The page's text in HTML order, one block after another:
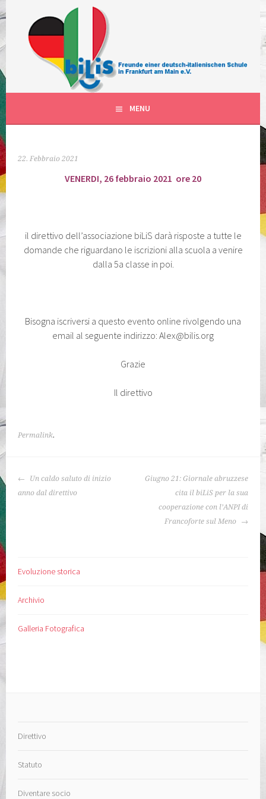
al
contenuto
BILIS FRANKFURT AM MAIN
DEUTSCH-ITALIENISCHE
KLASSEN
FÖRDERVEREIN DER DEUTSCH-ITALIENISCHEN
SCHULKLASSEN IN FRANKFURT AM MAIN DEUTSCHLAND
MENU
22. Febbraio 2021
VENERDI, 26 febbraio 2021 ore 20
il direttivo dell’associazione biLiS darà risposte a tutte le
domande che riguardano le iscrizioni alla scuola a venire
dalla 5a classe in poi.
Bisogna iscriversi a questo evento online rivolgendo una
email al seguente indirizzo: Alex@bilis.org
Grazie
Il direttivo
Permalink.
NAVIGAZIONE
ARTICOLO
Un caldo saluto di inizio
anno dal direttivo
Giugno 21: Giornale abruzzese
cita il biLiS per la sua
cooperazione con l’ANPI di
Francoforte sul Meno
Evoluzione storica
Archivio
Galleria Fotografica
Direttivo
Statuto
Diventare socio